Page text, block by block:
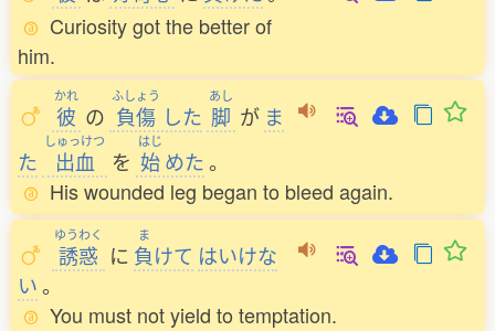
Curiosity got the better of
him.
かれ
彼 の
ふしょう
負傷 した
あし
脚 が ま
た
しゅっけつ
出血 を
はじ
始めた。
His wounded leg began to bleed again.
ゆうわく
誘惑 に
ま
負けて はいけな
い。
You must not yield to temptation.